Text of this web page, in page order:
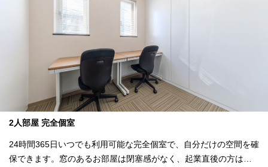
2人部屋 完全個室
24時間365日いつでも利用可能な完全個室で、自分だけの空間を確
保できます。窓のあるお部屋は閉塞感がなく、起業直後の方はも